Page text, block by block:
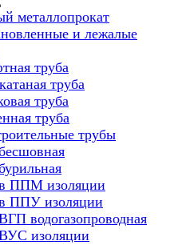
металлопрокат
и лежалые
труба
труба
труба
труба
трубы
ППМ изоляции
ППУ изоляции
водогазопроводная
изоляции